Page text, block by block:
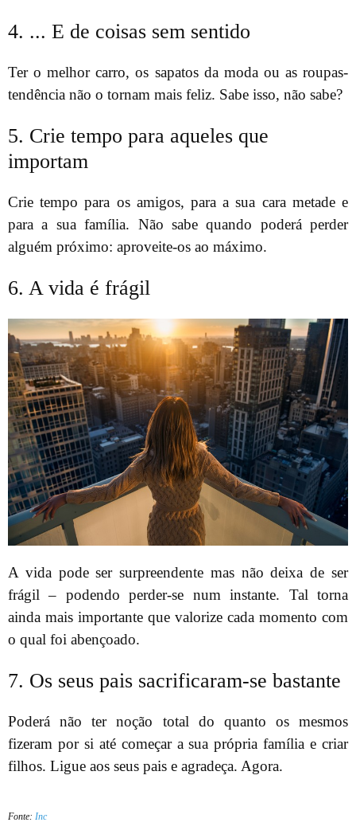
4. ... E de coisas sem sentido
Ter o melhor carro, os sapatos da moda ou as roupas-
tendência não o tornam mais feliz. Sabe isso, não sabe?
5. Crie tempo para aqueles que
importam
Crie tempo para os amigos, para a sua cara metade e
para a sua família. Não sabe quando poderá perder
alguém próximo: aproveite-os ao máximo.
6. A vida é frágil
A vida pode ser surpreendente mas não deixa de ser
frágil – podendo perder-se num instante. Tal torna
ainda mais importante que valorize cada momento com
o qual foi abençoado.
7. Os seus pais sacrificaram-se bastante
Poderá não ter noção total do quanto os mesmos
fizeram por si até começar a sua própria família e criar
filhos. Ligue aos seus pais e agradeça. Agora.
Fonte: Inc